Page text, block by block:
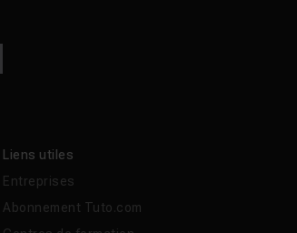
Liens utiles
Entreprises
Abonnement Tuto.com